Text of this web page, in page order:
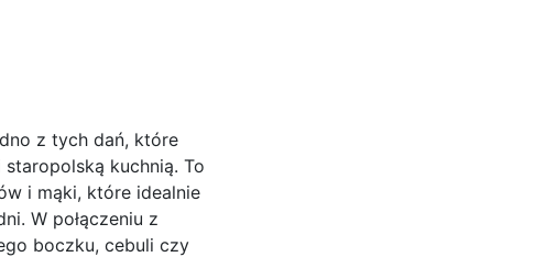
z tych dań, które
kuchnią. To
i mąki, które idealnie
W połączeniu z
boczku, cebuli czy